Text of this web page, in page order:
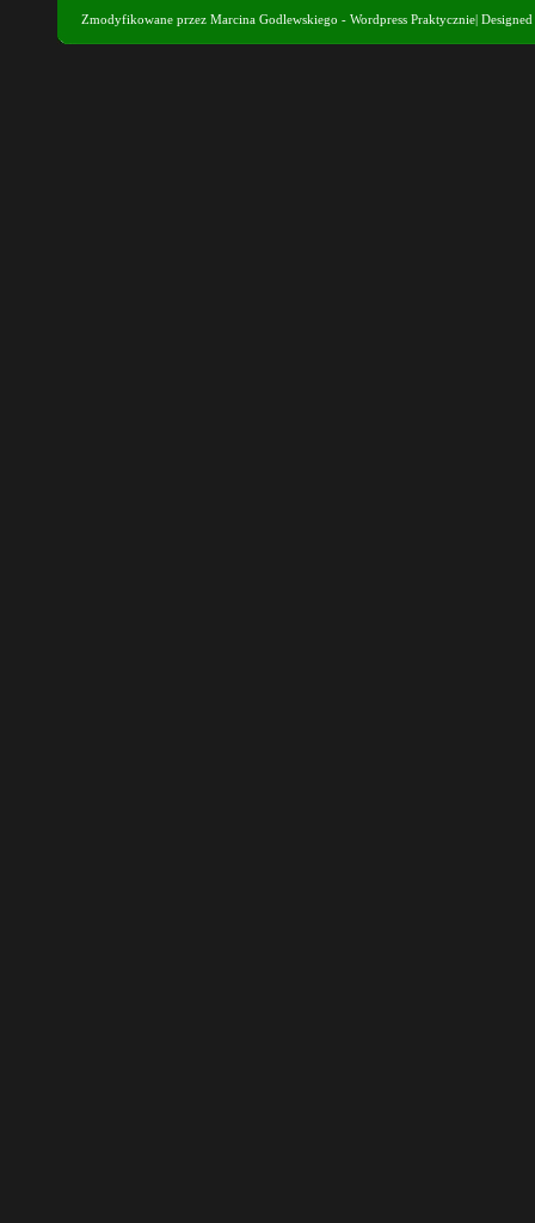
Zmodyfikowane przez Marcina Godlewskiego - Wordpress Praktycznie|